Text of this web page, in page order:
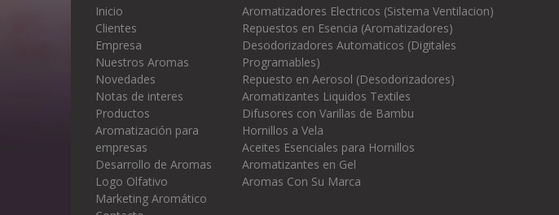
Inicio
Clientes
Empresa
Nuestros Aromas
Novedades
Notas de interes
Productos
Aromatización para
empresas
Desarrollo de Aromas
Logo Olfativo
Marketing Aromático
Aromatizadores Electricos (Sistema Ventilacion)
Repuestos en Esencia (Aromatizadores)
Desodorizadores Automaticos (Digitales
Programables)
Repuesto en Aerosol (Desodorizadores)
Aromatizantes Liquidos Textiles
Difusores con Varillas de Bambu
Hornillos a Vela
Aceites Esenciales para Hornillos
Aromatizantes en Gel
Aromas Con Su Marca